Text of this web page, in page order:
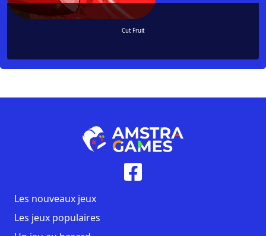
Cut Fruit
Les nouveaux jeux
Les jeux populaires